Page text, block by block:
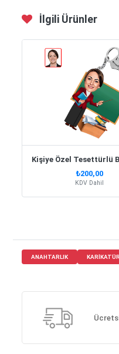
İlgili Ürünler
₺200,00
KDV Dahil
ANAHTARLIK